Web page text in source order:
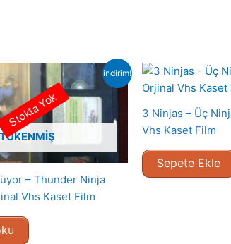
indirim!
TÜKENMIŞ
– Thunder Ninja
Vhs Kaset Film
Stokta Yok
3 Ninjas – Üç
Vhs Kaset Film
Sepete Ekle